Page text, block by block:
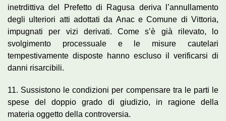
inetrdittiva del Prefetto di Ragusa deriva l’annullamento
degli ulteriori atti adottati da Anac e Comune di Vittoria,
impugnati per vizi derivati. Come s’è già rilevato, lo
svolgimento processuale e le misure cautelari
tempestivamente disposte hanno escluso il verificarsi di
danni risarcibili.
11. Sussistono le condizioni per compensare tra le parti le
spese del doppio grado di giudizio, in ragione della
materia oggetto della controversia.